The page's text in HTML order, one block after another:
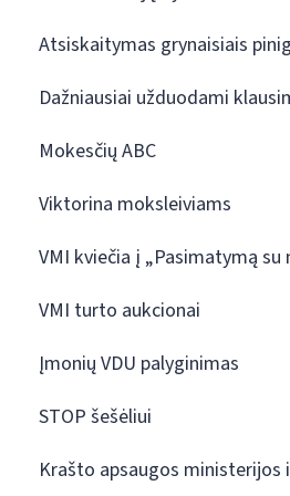
Atsiskaitymas grynaisiais
Dažniausiai užduodami
Mokesčių ABC
Viktorina moksleiviams
VMI kviečia į „Pasimatymą su
VMI turto aukcionai
Įmonių VDU palyginimas
STOP šešėliui
Krašto apsaugos ministerijos